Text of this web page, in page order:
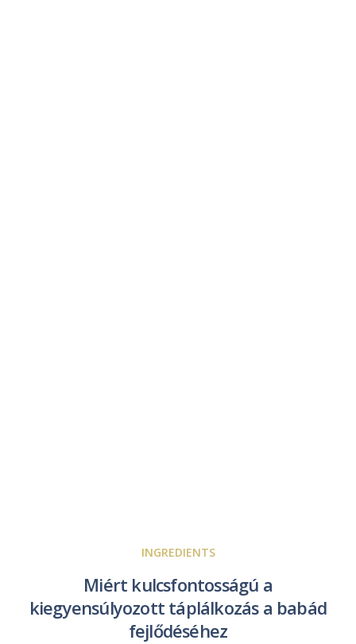
INGREDIENTS
Miért kulcsfontosságú a
kiegyensúlyozott táplálkozás a babád
fejlődéséhez